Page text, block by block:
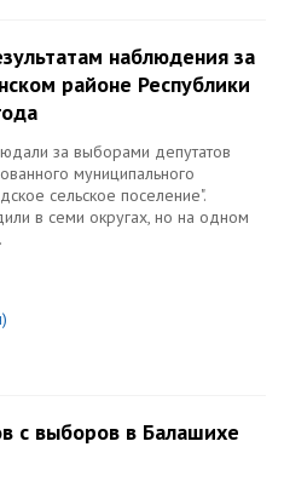
наблюдения за
районе Республики
за выборами депутатов
муниципального
сельское поселение".
в семи округах, но на одном
с выборов в Балашихе